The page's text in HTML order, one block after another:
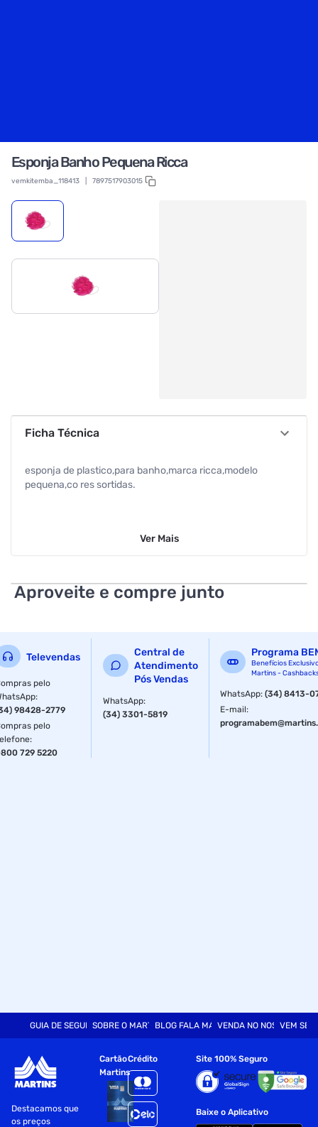
Esponja Banho Pequena Ricca
vemkitemba_118413 7897517903015
Ficha Técnica
esponja de plastico,para banho,marca ricca,modelo
pequena,co res sortidas.
Ver Mais
Aproveite e compre junto
Televendas
pelo
:
98428-2779
pelo
:
729 5220
Central de
Atendimento
Pós Vendas
WhatsApp:
(34) 3301-5819
Programa
Benefícios
Martins -
WhatsApp:(34) 8413-
E-mail:
GUIA DE SEGURANÇASOBRE O MARTINSBLOG FALA MARTVENDA NO NOSSO SITE
VEM SER
Destacamos que
os preços
Cartão
Martins
Crédito Site 100% Seguro
Baixe o Aplicativo